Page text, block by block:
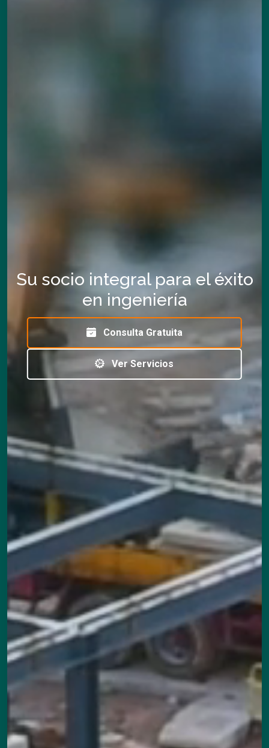
Su socio integral para el éxito
en ingeniería
Consulta Gratuita
Ver Servicios